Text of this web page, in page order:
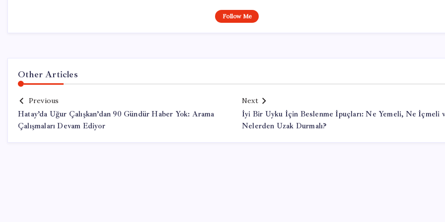
Follow Me
Other Articles
Previous
Hatay’da Uğur Çalışkan’dan 90 Gündür Haber Yok: Arama
Çalışmaları Devam Ediyor
Next
İyi Bir Uyku İçin Beslenme İpuçları: Ne Yemeli, Ne İçmeli
Nelerden Uzak Durmalı?